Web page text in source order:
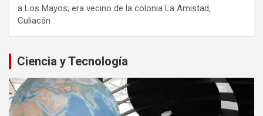
a Los Mayos; era vecino de la colonia La Amistad,
Culiacán
Ciencia y Tecnología